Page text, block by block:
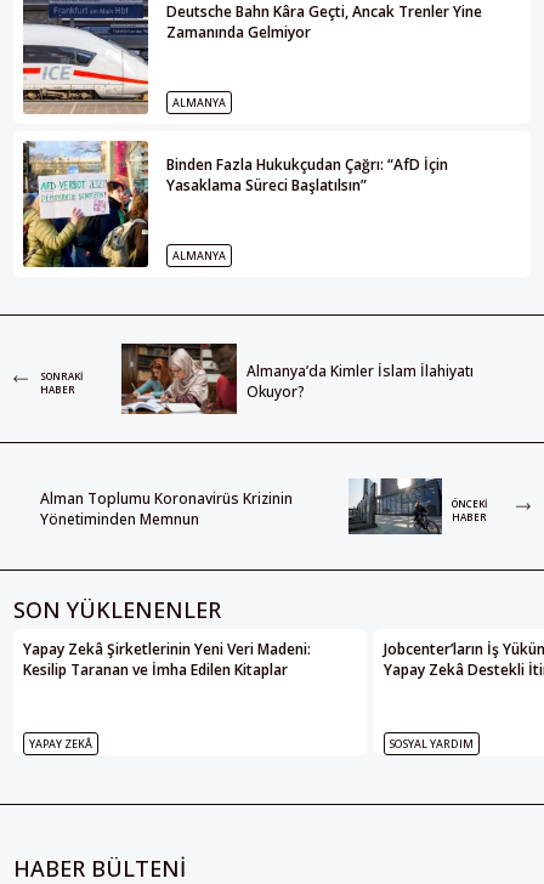
Deutsche Bahn Kâra Geçti, Ancak Trenler Yine
Zamanında Gelmiyor
ALMANYA
Binden Fazla Hukukçudan Çağrı: “AfD İçin
Yasaklama Süreci Başlatılsın”
ALMANYA
SONRAKI
HABER
Almanya’da Kimler İslam İlahiyatı
Okuyor?
Alman Toplumu Koronavirüs Krizinin
Yönetiminden Memnun
ÖNCEKI
HABER
SON YÜKLENENLER
Yapay Zekâ Şirketlerinin Yeni Veri Madeni:
Kesilip Taranan ve İmha Edilen Kitaplar
YAPAY ZEKÂ
Jobcenter’ların İş
Yapay Zekâ Destekli
SOSYAL YARDIM
HABER BÜLTENİ